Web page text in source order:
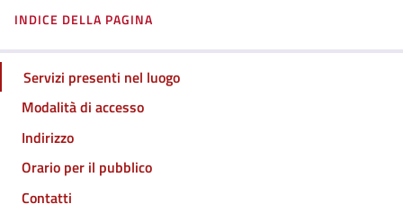
INDICE DELLA PAGINA
Servizi presenti nel luogo
Modalità di accesso
Indirizzo
Orario per il pubblico
Contatti